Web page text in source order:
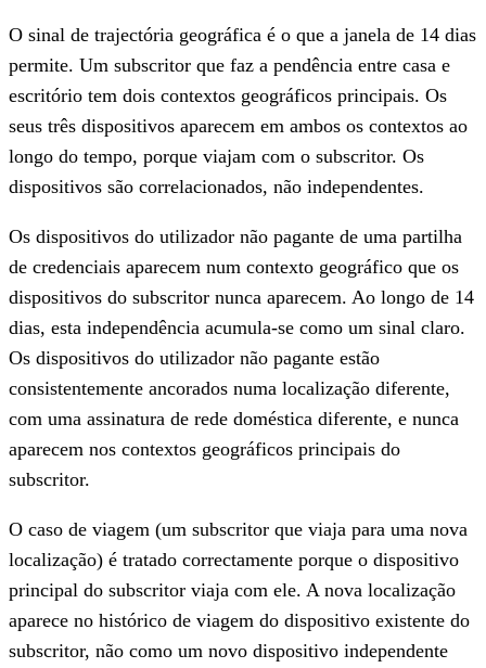
O sinal de trajectória geográfica é o que a janela de 14 dias
permite. Um subscritor que faz a pendência entre casa e
escritório tem dois contextos geográficos principais. Os
seus três dispositivos aparecem em ambos os contextos ao
longo do tempo, porque viajam com o subscritor. Os
dispositivos são correlacionados, não independentes.
Os dispositivos do utilizador não pagante de uma partilha
de credenciais aparecem num contexto geográfico que os
dispositivos do subscritor nunca aparecem. Ao longo de 14
dias, esta independência acumula-se como um sinal claro.
Os dispositivos do utilizador não pagante estão
consistentemente ancorados numa localização diferente,
com uma assinatura de rede doméstica diferente, e nunca
aparecem nos contextos geográficos principais do
subscritor.
O caso de viagem (um subscritor que viaja para uma nova
localização) é tratado correctamente porque o dispositivo
principal do subscritor viaja com ele. A nova localização
aparece no histórico de viagem do dispositivo existente do
subscritor, não como um novo dispositivo independente